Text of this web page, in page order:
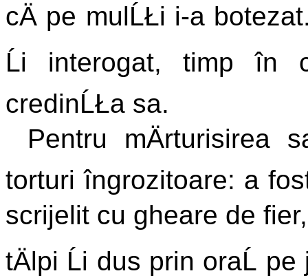
cÄ pe mulĹŁi i-a
Ĺi interogat, timp în
credinĹŁa sa.
Pentru
torturi îngrozitoare: a
scrijelit cu gheare de
tÄlpi Ĺi dus prin oraĹ